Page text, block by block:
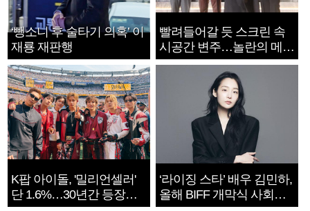
‘뺑소니 후 술타기 의혹’ 이
재룡 재판행
빨려들어갈 듯 스크린 속
시공간 변주…놀란의 메시
지는 ‘전쟁 속죄’
K팝 아이돌, '밀리언셀러'
단 1.6%…30년간 등장
‘라이징 스타’ 배우 김민하,
올해 BIFF 개막식 사회자